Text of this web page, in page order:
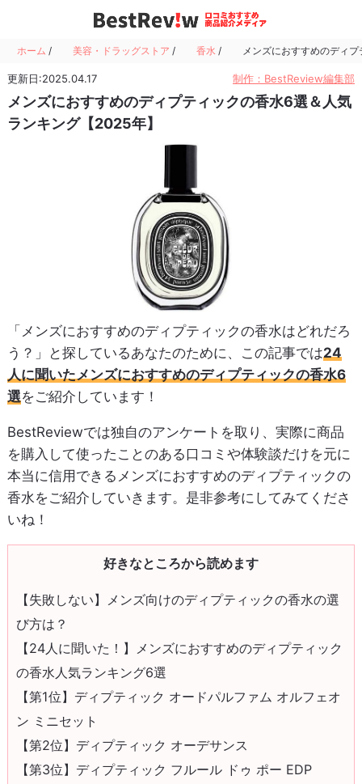
ホーム / 美容・ドラッグストア / 香水 / メンズにおすすめのディ
更新日:2025.04.17 制作：BestReview編集部
メンズにおすすめのディプティックの香水6選＆人気
ランキング【2025年】
「メンズにおすすめのディプティックの香水はどれだろ
う？」と探しているあなたのために、この記事では24
人に聞いたメンズにおすすめのディプティックの香水6
選をご紹介しています！
BestReviewでは独自のアンケートを取り、実際に商品
を購入して使ったことのある口コミや体験談だけを元に
本当に信用できるメンズにおすすめのディプティックの
香水をご紹介していきます。是非参考にしてみてくださ
いね！
好きなところから読めます
【失敗しない】メンズ向けのディプティックの香水の選
び方は？
【24人に聞いた！】メンズにおすすめのディプティック
の香水人気ランキング6選
【第1位】ディプティック オードパルファム オルフェオ
ン ミニセット
【第2位】ディプティック オーデサンス
【第3位】ディプティック フルール ドゥ ポー EDP